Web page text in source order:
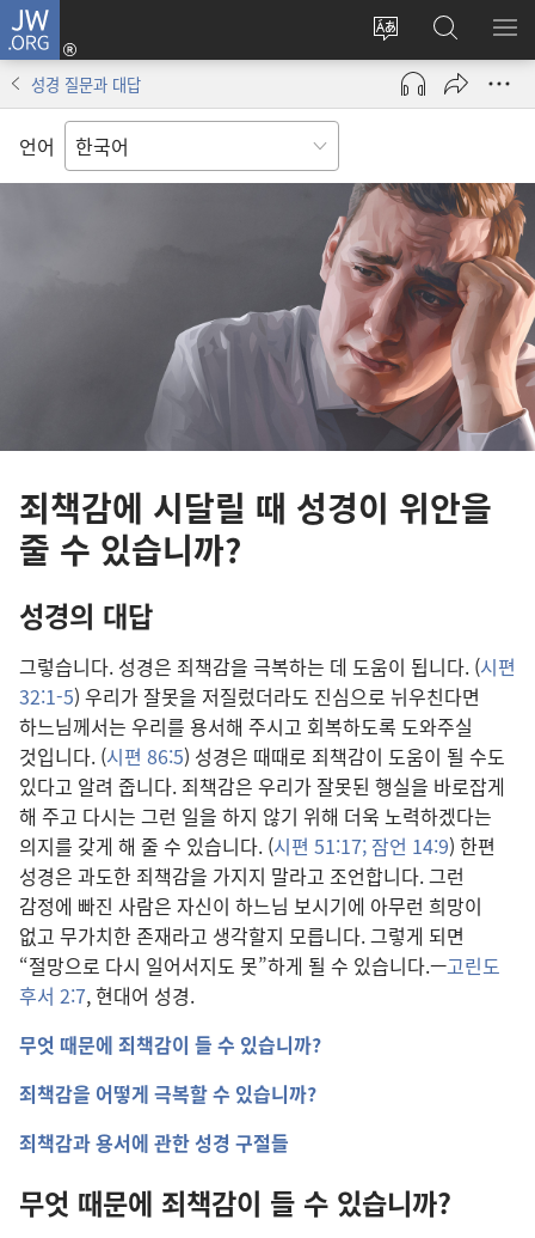
JW.ORG
사이트
언어
변경
로그인
(새로운
열기)
JW.ORG
검색
메
성경 질문과 대답
언어
죄책감에 시달릴 때 성경이 위안을
줄 수 있습니까?
성경의 대답
그렇습니다. 성경은 죄책감을 극복하는 데 도움이 됩니다. (시편
32:1-5) 우리가 잘못을 저질렀더라도 진심으로 뉘우친다면
하느님께서는 우리를 용서해 주시고 회복하도록 도와주실
것입니다. (시편 86:5) 성경은 때때로 죄책감이 도움이 될 수도
있다고 알려 줍니다. 죄책감은 우리가 잘못된 행실을 바로잡게
해 주고 다시는 그런 일을 하지 않기 위해 더욱 노력하겠다는
의지를 갖게 해 줄 수 있습니다. (시편 51:17; 잠언 14:9) 한편
성경은 과도한 죄책감을 가지지 말라고 조언합니다. 그런
감정에 빠진 사람은 자신이 하느님 보시기에 아무런 희망이
없고 무가치한 존재라고 생각할지 모릅니다. 그렇게 되면
“절망으로 다시 일어서지도 못”하게 될 수 있습니다.—고린도
후서 2:7, 현대어 성경.
무엇 때문에 죄책감이 들 수 있습니까?
죄책감을 어떻게 극복할 수 있습니까?
죄책감과 용서에 관한 성경 구절들
무엇 때문에 죄책감이 들 수 있습니까?